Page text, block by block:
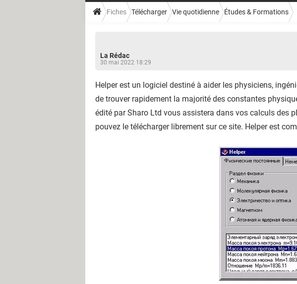
Fiches Télécharger Vie quotidienne Études & Formations
La Rédac
30 mai 2022 18:29
Helper est un logiciel destiné à aider les physiciens,
de trouver rapidement la majorité des constantes
édité par Sharo Ltd vous assistera dans vos calculs des
pouvez le télécharger librement sur ce site. Helper est